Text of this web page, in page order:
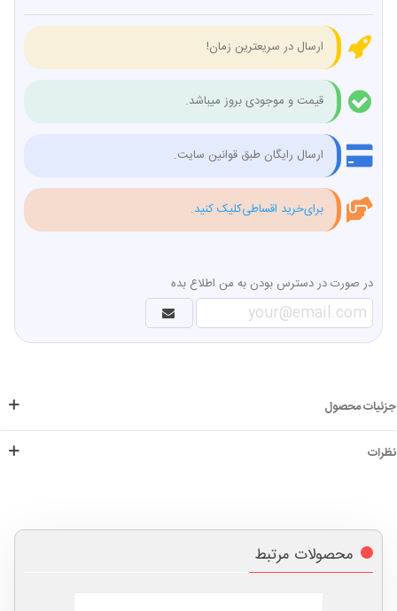
ارسال در سریعترین زمان!
قیمت و موجودی بروز میباشد.
ارسال رایگان طبق قوانین سایت.
برای‌خرید اقساطی‌کلیک کنید.
در صورت در دسترس بودن به من اطلاع بده
جزئیات محصول
نظرات
محصولات مرتبط